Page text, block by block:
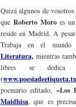
Quizá algunos de
que Roberto Moroes un
reside en Madrid. A
Trabaja en el mundo
Literatura, mientras
libres se dedica
(
poemario editado, «Los
Maidhisa, que es